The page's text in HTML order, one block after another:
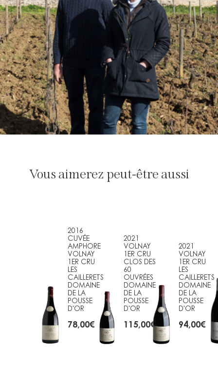
Vous aimerez peut-être aussi
2016
CUVÉE
AMPHORE
VOLNAY
1ER CRU
LES
CAILLERETS
DOMAINE
DE LA
POUSSE
D'OR
78,00€
2021
VOLNAY
1ER CRU
CLOS DES
60
OUVRÉES
DOMAINE
DE LA
POUSSE
D'OR
115,00€
2021
VOLNAY
1ER CRU
LES
CAILLERETS
DOMAINE
DE LA
POUSSE
D'OR
94,00€